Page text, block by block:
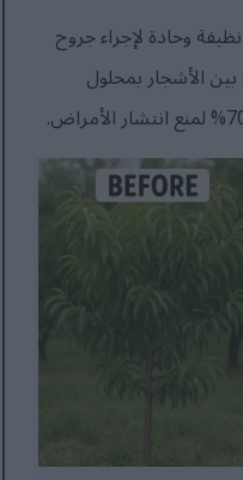
وحادة لإجراء جروح
الأشجار بمحلول